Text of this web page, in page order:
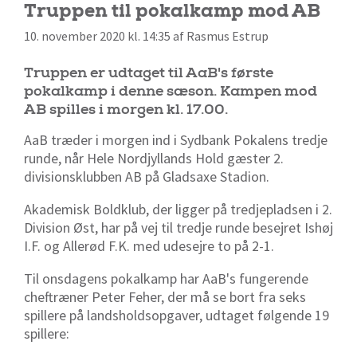
Truppen til pokalkamp mod AB
10. november 2020 kl. 14:35 af Rasmus Estrup
Truppen er udtaget til AaB's første
pokalkamp i denne sæson. Kampen mod
AB spilles i morgen kl. 17.00.
AaB træder i morgen ind i Sydbank Pokalens tredje
runde, når Hele Nordjyllands Hold gæster 2.
divisionsklubben AB på Gladsaxe Stadion.
Akademisk Boldklub, der ligger på tredjepladsen i 2.
Division Øst, har på vej til tredje runde besejret Ishøj
I.F. og Allerød F.K. med udesejre to på 2-1.
Til onsdagens pokalkamp har AaB's fungerende
cheftræner Peter Feher, der må se bort fra seks
spillere på landsholdsopgaver, udtaget følgende 19
spillere: